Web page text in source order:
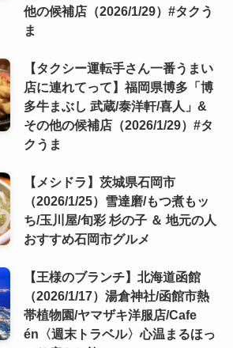
他の候補店（2026/1/29）#タクう
ま
【タクシー運転手さん一番うまい
店に連れてって】福岡県博多「博
多牛まぶし 武蔵/泰洋軒/喜人」&
その他の候補店（2026/1/29）#タ
クうま
【メシドラ】茨城県石岡市
（2026/1/25）雪達磨/もつ煮もッ
ち/玉川屋/旬彩 杉の子 ＆ 地元の人
おすすめ石岡市グルメ
【王様のブランチ】北海道函館
（2026/1/17）湯倉神社/函館市熱
帯植物園/ヤマザキ洋服店/Cafe
én〈週末トラベル〉心温まるほっ